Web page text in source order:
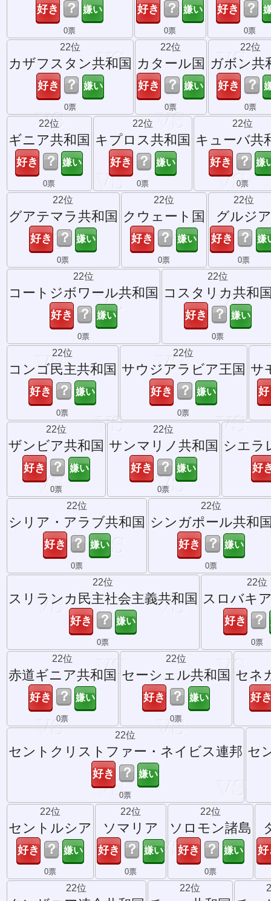
？
0票
？
0票
？
0票
22位
カザフスタン共和国
？
0票
22位
カタール国
？
0票
22位
ガボン共
？
0票
22位
ギニア共和国
？
0票
22位
キプロス共和国
？
0票
22位
キューバ共
？
0票
22位
グアテマラ共和国
？
0票
22位
クウェート国
？
0票
22位
グルジア
？
0票
22位
コートジボワール共和国
？
0票
22位
コスタリカ共和
？
0票
22位
コンゴ民主共和国
？
0票
22位
サウジアラビア王国
？
0票
サ
22位
ザンビア共和国
？
0票
22位
サンマリノ共和国
？
0票
シエラ
22位
シリア・アラブ共和国
？
0票
22位
シンガポール共和
？
0票
22位
スリランカ民主社会主義共和国
？
0票
22位
スロバキ
？
0票
22位
赤道ギニア共和国
？
0票
22位
セーシェル共和国
？
0票
セネ
22位
セントクリストファー・ネイビス連邦
？
0票
セ
22位
セントルシア
？
0票
22位
ソマリア
？
0票
22位
ソロモン諸島
？
0票
22位 22位